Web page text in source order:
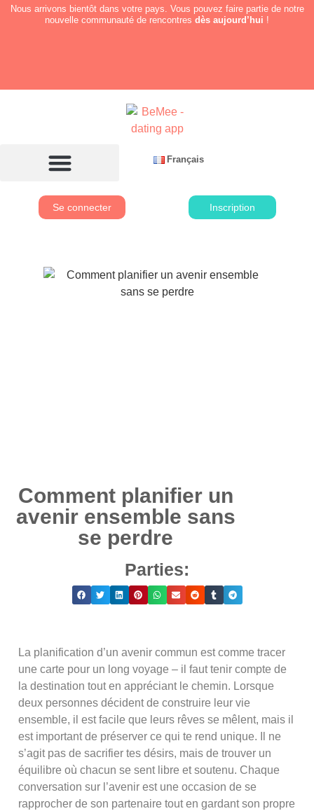
Nous arrivons bientôt dans votre pays. Vous pouvez faire partie de notre
nouvelle communauté de rencontres dès aujourd’hui !
Français
Se connecter Inscription
Comment planifier un
avenir ensemble sans
se perdre
Parties:
La planification d’un avenir commun est comme tracer
une carte pour un long voyage – il faut tenir compte de
la destination tout en appréciant le chemin. Lorsque
deux personnes décident de construire leur vie
ensemble, il est facile que leurs rêves se mêlent, mais il
est important de préserver ce qui te rend unique. Il ne
s’agit pas de sacrifier tes désirs, mais de trouver un
équilibre où chacun se sent libre et soutenu. Chaque
conversation sur l’avenir est une occasion de se
rapprocher de son partenaire tout en gardant son propre